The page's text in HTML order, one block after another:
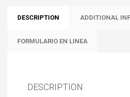
DESCRIPTION ADDITIONAL
FORMULARIO EN LINEA
DESCRIPTION